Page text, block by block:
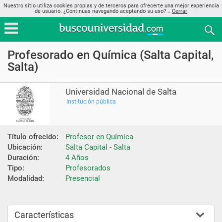
Nuestro sitio utiliza cookies propias y de terceros para ofrecerte una mejor experiencia
de usuario. ¿Continuas navegando aceptando su uso? .. Cerrar
Profesorado en Química (Salta Capital,
Salta)
Universidad Nacional de Salta
Institución pública
Título ofrecido:
Profesor en Química
Ubicación:
Salta Capital - Salta
Duración:
4 Años
Tipo:
Profesorados
Modalidad:
Presencial
Características